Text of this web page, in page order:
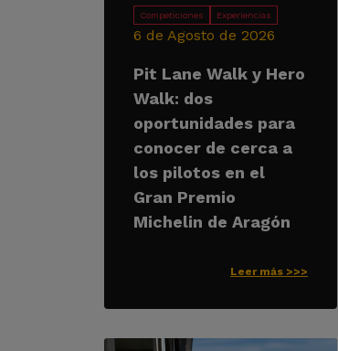
Competiciones Experiencias
6 de Agosto de 2026
Pit Lane Walk y Hero
Walk: dos
oportunidades para
conocer de cerca a
los pilotos en el
Gran Premio
Michelin de Aragón
Leer más >>>